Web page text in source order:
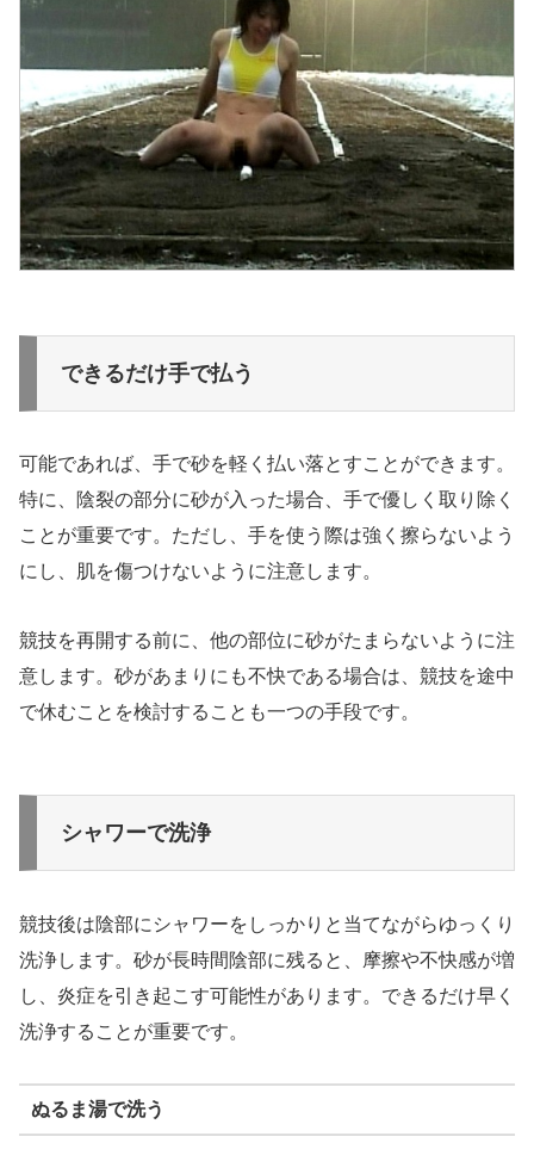
できるだけ手で払う
可能であれば、手で砂を軽く払い落とすことができます。
特に、陰裂の部分に砂が入った場合、手で優しく取り除く
ことが重要です。ただし、手を使う際は強く擦らないよう
にし、肌を傷つけないように注意します。
競技を再開する前に、他の部位に砂がたまらないように注
意します。砂があまりにも不快である場合は、競技を途中
で休むことを検討することも一つの手段です。
シャワーで洗浄
競技後は陰部にシャワーをしっかりと当てながらゆっくり
洗浄します。砂が長時間陰部に残ると、摩擦や不快感が増
し、炎症を引き起こす可能性があります。できるだけ早く
洗浄することが重要です。
ぬるま湯で洗う